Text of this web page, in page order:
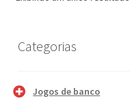
Categorias
Jogos de banco